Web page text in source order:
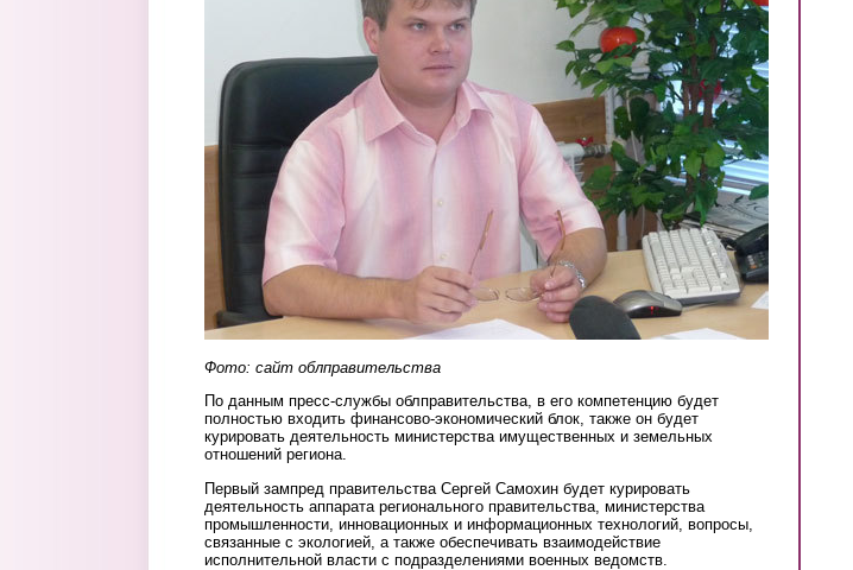
Фото: сайт облправительства
По данным пресс-службы облправительства, в его компетенцию будет
полностью входить финансово-экономический блок, также он будет
курировать деятельность министерства имущественных и земельных
отношений региона.
Первый зампред правительства Сергей Самохин будет курировать
деятельность аппарата регионального правительства, министерства
промышленности, инновационных и информационных технологий, вопросы,
связанные с экологией, а также обеспечивать взаимодействие
исполнительной власти с подразделениями военных ведомств.